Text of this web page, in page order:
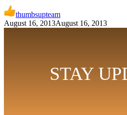
thumbsupteam
August 16, 2013August 16, 2013
STAY